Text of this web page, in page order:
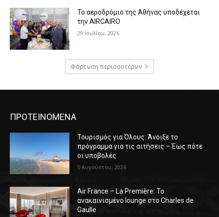
Το αεροδρόμιο της Αθήνας υποδέχεται
την AIRCAIRO
29 Ιουλίου, 2026
Φόρτωση περισσοτέρων
ΠΡΟΤΕΙΝΟΜΕΝΑ
Τουρισμός για Όλους: Άνοιξε το
πρόγραμμα για τις αιτήσεις – Έως πότε
οι υποβολές
5 Αυγούστου, 2026
Air France – La Première: Το
ανακαινισμένο lounge στο Charles de
Gaulle